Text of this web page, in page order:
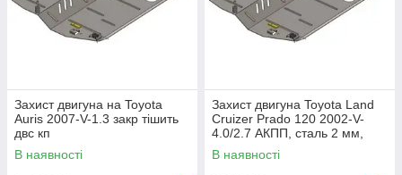
Захист двигуна на Toyota
Auris 2007-V-1.3 закр тішить
двс кп
В наявності
Захист двигуна Toyota Land
Cruizer Prado 120 2002-V-
4.0/2.7 АКПП, сталь 2 мм,
закр. двс+рад
В наявності